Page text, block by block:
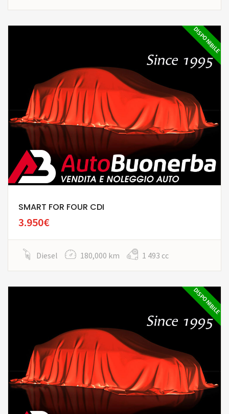
DISPONIBILE
SMART FOR FOUR CDI
3.950€
Diesel 180,000 km 1 493 cc
DISPONIBILE